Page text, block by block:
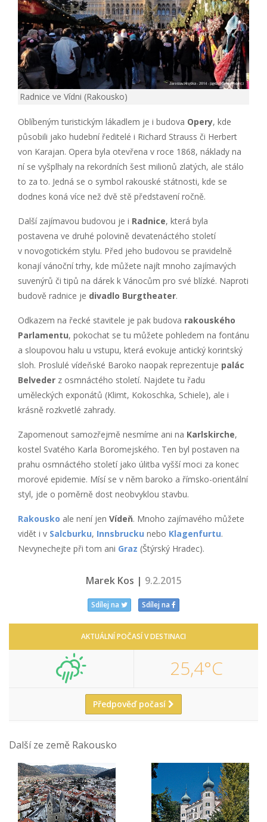
Radnice ve Vídni (Rakousko)
Oblíbeným turistickým lákadlem je i budova Opery, kde
působili jako hudební ředitelé i Richard Strauss či Herbert
von Karajan. Opera byla otevřena v roce 1868, náklady na
ní se vyšplhaly na rekordních šest milionů zlatých, ale stálo
to za to. Jedná se o symbol rakouské státnosti, kde se
dodnes koná více než dvě stě představení ročně.
Další zajímavou budovou je i Radnice, která byla
postavena ve druhé polovině devatenáctého století
v novogotickém stylu. Před jeho budovou se pravidelně
konají vánoční trhy, kde můžete najít mnoho zajímavých
suvenýrů či tipů na dárek k Vánocům pro své blízké. Naproti
budově radnice je divadlo Burgtheater.
Odkazem na řecké stavitele je pak budova rakouského
Parlamentu, pokochat se tu můžete pohledem na fontánu
a sloupovou halu u vstupu, která evokuje antický korintský
sloh. Proslulé vídeňské Baroko naopak reprezentuje palác
Belveder z osmnáctého století. Najdete tu řadu
uměleckých exponátů (Klimt, Kokoschka, Schiele), ale i
krásně rozkvetlé zahrady.
Zapomenout samozřejmě nesmíme ani na Karlskirche,
kostel Svatého Karla Boromejského. Ten byl postaven na
prahu osmnáctého století jako úlitba vyšší moci za konec
morové epidemie. Mísí se v něm baroko a římsko-orientální
styl, jde o poměrně dost neobvyklou stavbu.
Rakousko ale není jen Vídeň. Mnoho zajímavého můžete
vidět i v Salcburku, Innsbrucku nebo Klagenfurtu.
Nevynechejte při tom ani Graz (Štýrský Hradec).
Marek Kos | 9.2.2015
Sdílej na Sdílej na
AKTUÁLNÍ POČASÍ V DESTINACI
25,4°C
Předpověď počasí
Další ze země Rakousko